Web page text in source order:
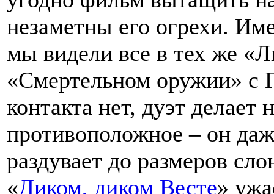
незаметны его огрехи.
мы видели все в тех же
«Смертельном оружии» с
контакта нет, дуэт делает
противоположное – он
раздувает до размеров
«Диком, диком Весте»